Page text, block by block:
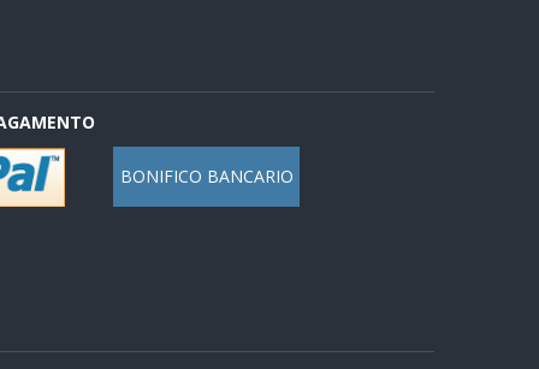
BONIFICO BANCARIO